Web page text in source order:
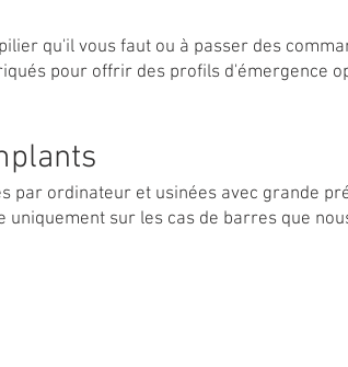
qu'il vous faut ou à passer des
pour offrir des profils d'émergence
par ordinateur et usinées avec grande
sur les cas de barres que